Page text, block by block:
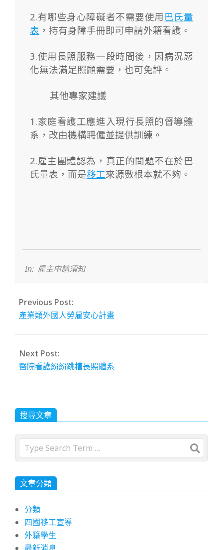
2.有哪些身心障礙者不需要使用 巴氏量
表 ，持有身障手冊即可申請外籍看護。
3.使用長照服務一段時間後，因病況惡
化無法滿足照顧需要，也可免評。
其他專家建議
1.家庭看護工應進入現行長照的督導體
系，改由機構聘僱並提供訓練。
2.雇主團體認為，真正的問題不在於巴
氏量表，而是移工來源數根本就不夠。
14
In: 雇主申請須知
Previous Post:
產業類外國人勞雇安心計畫
Next Post:
醫院看護紛紛跳槽長照體系
搜尋文章
Search
文章分類
分類
四國移工宣導
外籍學生